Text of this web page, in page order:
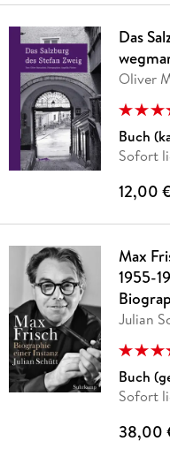
Das
Oliver
Buch
Sofort
12,00 €
Max
1955-
Julian
Buch
Sofort
38,00